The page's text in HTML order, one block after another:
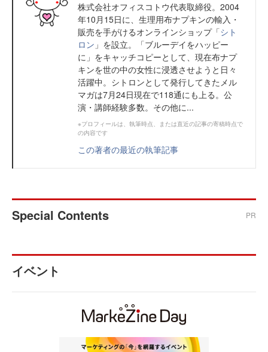
株式会社オフィスコトウ代表取締役。2004
年10月15日に、生理用布ナプキンの輸入・
販売を手がけるオンラインショップ「シト
ロン 」を設立。「ブルーデイをハッピー
に」をキャッチコピーとして、現在布ナプ
キンを世の中の女性に浸透させようと日々
活躍中。シトロンとして発行してきたメル
マガは7月24日現在で118通にも上る。公
演・講師経験多数。その他に...
※プロフィールは、執筆時点、または直近の記事の寄稿時点で
の内容です
この著者の最近の執筆記事
Special Contents PR
イベント